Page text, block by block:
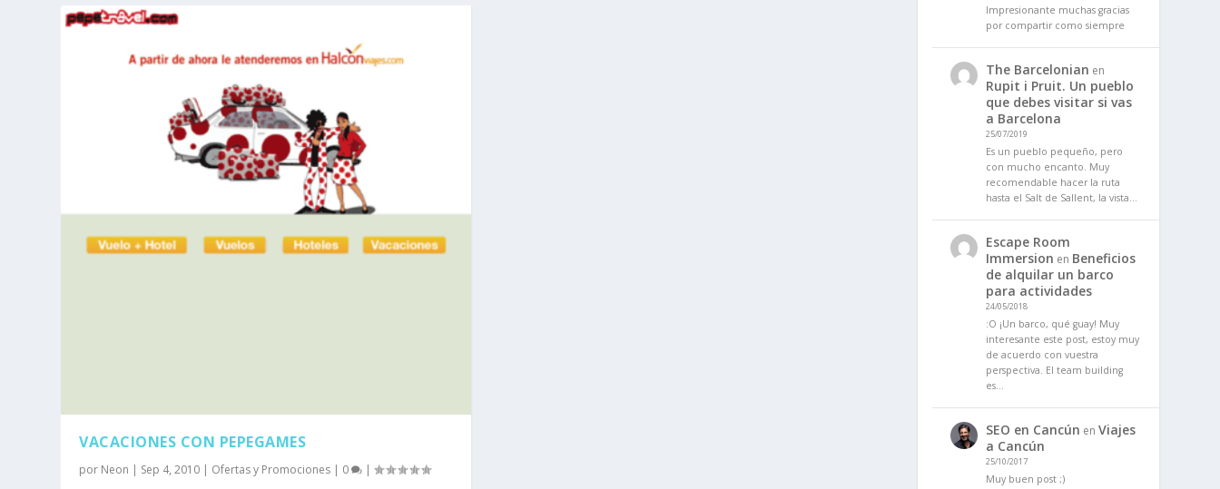
VACACIONES CON PEPEGAMES
por Neon | Sep 4, 2010 | Ofertas y Promociones | 0 |
Impresionante muchas gracias
por compartir como siempre
The Barcelonian en
Rupit i Pruit. Un pueblo
que debes visitar si vas
a Barcelona
25/07/2019
Es un pueblo pequeño, pero
con mucho encanto. Muy
recomendable hacer la ruta
hasta el Salt de Sallent, la vista…
Escape Room
Immersion en Beneficios
de alquilar un barco
para actividades
24/05/2018
:O ¡Un barco, qué guay! Muy
interesante este post, estoy muy
de acuerdo con vuestra
perspectiva. El team building
es…
SEO en Cancún en Viajes
a Cancún
25/10/2017
Muy buen post ;)